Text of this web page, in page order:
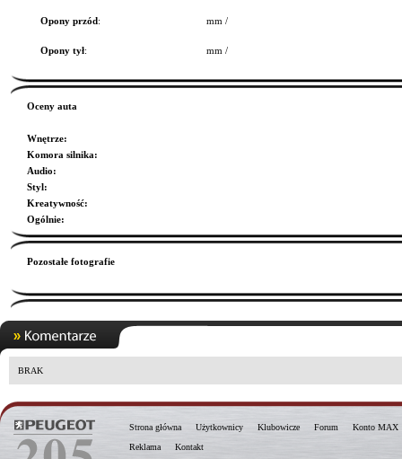
Opony przód: mm /
Opony tył: mm /
Oceny auta
Wnętrze:
Komora silnika:
Audio:
Styl:
Kreatywność:
Ogólnie:
Pozostałe fotografie
BRAK
Strona główna Użytkownicy Klubowicze Forum
Konto MAX
Reklama
Kontakt